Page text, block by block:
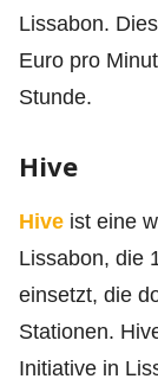
Lissabon.
Euro pro
Stunde.
Hive
Hive ist eine
Lissabon, die
einsetzt, die
Stationen.
Initiative in